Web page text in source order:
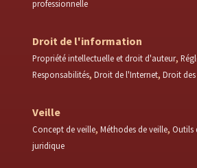
professionnelle
Droit de l'information
Propriété intellectuelle et droit d'auteur
Responsabilités Droit de l'Internet Droit
Veille
Concept de veille Méthodes de veille Outils
juridique